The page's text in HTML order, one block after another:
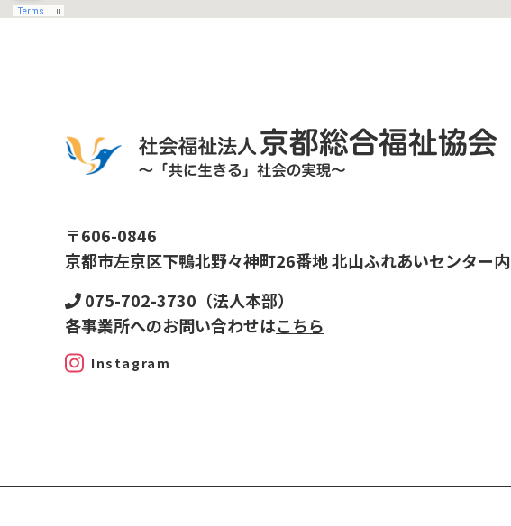
〒606-0846
京都市左京区下鴨北野々神町26番地 北山ふれあいセンター内
075-702-3730（法人本部）
各事業所へのお問い合わせはこちら
Instagram